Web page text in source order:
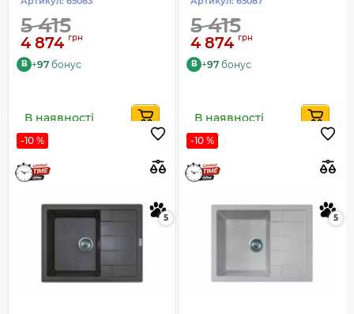
5 415
4 874 грн
B +97 бонус
В наявності
5 415
4 874 грн
B +97 бонус
В наявності
-10 %
5
-10 %
5